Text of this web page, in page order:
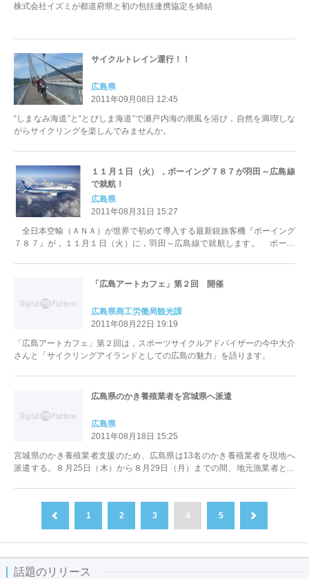
株式会社イズミが都道府県と初の包括連携協定を締結
サイクルトレイン運行！！
広島県
2011年09月08日 12:45
“しまなみ海道”と“とびしま海道”で瀬戸内海の潮風を浴び，自然を満喫しな
がらサイクリングを楽しんでみませんか。
１１月１日（火），ボーイング７８７が羽田～広島線
で就航！
広島県
2011年08月31日 15:27
全日本空輸（ＡＮＡ）が世界で初めて導入する最新鋭旅客機『ボーイング
７８７』が，１１月１日（火）に，羽田～広島線で就航します。 ボーイ
「広島アートカフェ」第２回 開催
広島県商工労働局観光課
2011年08月22日 19:19
「広島アートカフェ」第２回は，スポーツサイクルアドバイザーの今中大介
さんと「サイクリングアイランドとしての広島の魅力」を語ります。
広島県のかき養殖業者を宮城県へ派遣
広島県
2011年08月18日 15:25
宮城県のかき養殖業者支援のため、広島県は13名のかき養殖業者を現地へ
派遣する。８月25日（木）から８月29日（月）までの間、地元漁業者とと
1 2 3 4 5
話題のリリース